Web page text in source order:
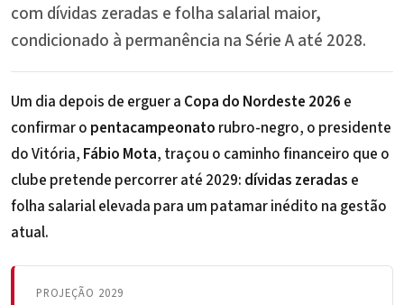
com dívidas zeradas e folha salarial maior,
condicionado à permanência na Série A até 2028.
Um dia depois de erguer a Copa do Nordeste 2026 e
confirmar o pentacampeonato rubro-negro, o presidente
do Vitória, Fábio Mota, traçou o caminho financeiro que o
clube pretende percorrer até 2029: dívidas zeradas e
folha salarial elevada para um patamar inédito na gestão
atual.
PROJEÇÃO 2029